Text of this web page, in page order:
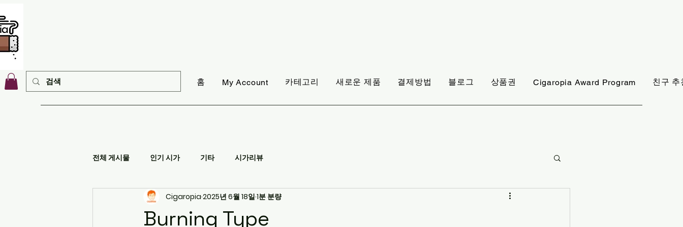
홈 My Account 카테고리 새로운 제품 결제방법 블로그 상품권 Cigaropia Award Program 친구 추
전체 게시물 인기 시가 기타 시가리뷰
Burning Type
Cigaropia 2025년 6월 18일 1분 분량